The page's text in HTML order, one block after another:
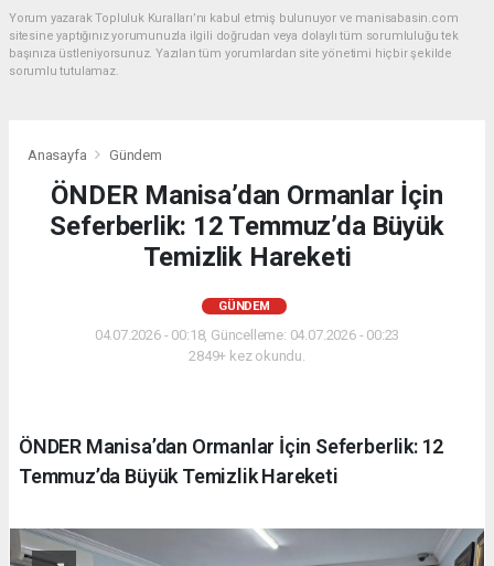
Yorum yazarak Topluluk Kuralları’nı kabul etmiş bulunuyor ve manisabasin.com
sitesine yaptığınız yorumunuzla ilgili doğrudan veya dolaylı tüm sorumluluğu tek
başınıza üstleniyorsunuz. Yazılan tüm yorumlardan site yönetimi hiçbir şekilde
sorumlu tutulamaz.
Anasayfa Gündem
ÖNDER Manisa’dan Ormanlar İçin
Seferberlik: 12 Temmuz’da Büyük
Temizlik Hareketi
GÜNDEM
04.07.2026 - 00:18, Güncelleme: 04.07.2026 - 00:23
2849+ kez okundu.
ÖNDER Manisa’dan Ormanlar İçin Seferberlik: 12
Temmuz’da Büyük Temizlik Hareketi